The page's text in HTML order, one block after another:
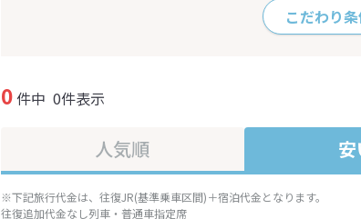
こだわり
0件中 0件表示
人気順
※下記旅行代金は、往復JR(基準乗車区間)＋宿泊代金となります。
往復追加代金なし列車・普通車指定席